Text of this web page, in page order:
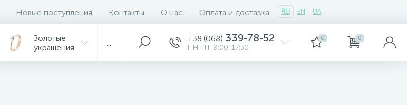
Новые поступления Контакты О нас Оплата и доставка RU EN UA
Золотые
украшения
+38 (068) 339-78-52
ПН-ПТ 9:00-17:30
0 0